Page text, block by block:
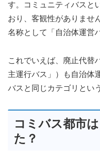
す。コミュニティバスと
おり、客観性がありませ
名称として「自治体運営
これでいえば、廃止代替
主運行バス」）も自治体
バスと同じカテゴリとい
コミバス都市
た？